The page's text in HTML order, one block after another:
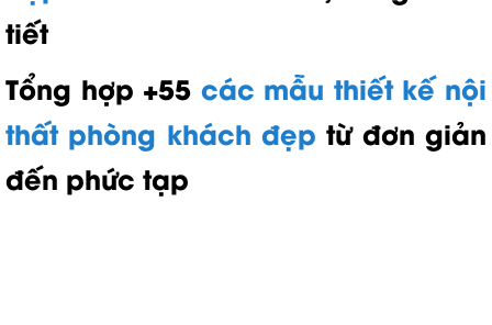
tiết
Tổng hợp +55 các mẫu thiết kế nội
thất phòng khách đẹp từ đơn giản
đến phức tạp